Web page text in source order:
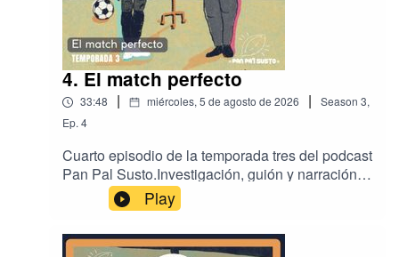
4. El match perfecto
33:48 | miércoles, 5 de agosto de 2026 | Season 3,
Ep.4
Cuarto episodio de la temporada tres del podcast
Pan Pal Susto.Investigación, guión y narración
por Aleida RuedaProducción, mezcla, música y
diseño sonoro por Carlos Antonio
Sánchez.Ilustración por Tania María Carrillo.
Play